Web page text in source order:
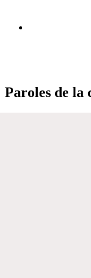
Paroles de la